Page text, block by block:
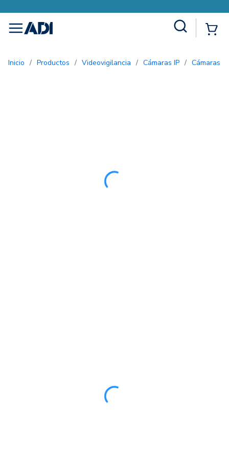
menu
Inicio / Productos / Videovigilancia / Cámaras IP / Cámaras